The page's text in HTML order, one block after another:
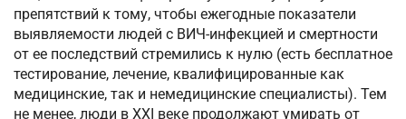
препятствий к тому, чтобы ежегодные показатели
выявляемости людей с ВИЧ-инфекцией и смертности
от ее последствий стремились к нулю (есть бесплатное
тестирование, лечение, квалифицированные как
медицинские, так и немедицинские специалисты). Тем
не менее, люди в XXI веке продолжают умирать от